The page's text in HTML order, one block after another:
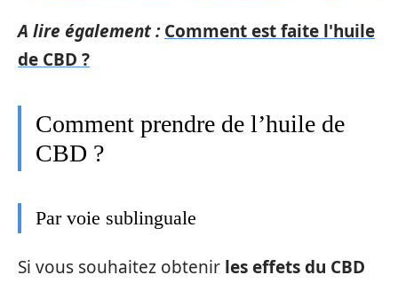
A lire également : Comment est faite l'huile
de CBD ?
Comment prendre de l’huile de
CBD ?
Par voie sublinguale
Si vous souhaitez obtenir les effets du CBD